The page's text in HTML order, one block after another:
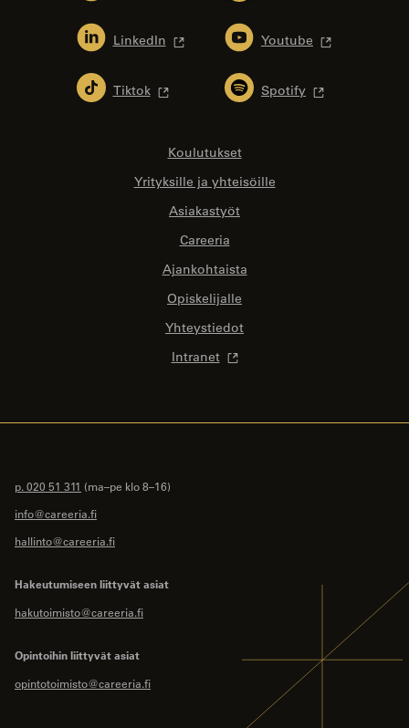
LinkedIn Youtube
Tiktok Spotify
Koulutukset
Yrityksille ja yhteisöille
Asiakastyöt
Careeria
Ajankohtaista
Opiskelijalle
Yhteystiedot
Intranet
p. 020 51 311 (ma–pe klo 8–16)
info@careeria.fi
hallinto@careeria.fi
Hakeutumiseen liittyvät asiat
hakutoimisto@careeria.fi
Opintoihin liittyvät asiat
opintotoimisto@careeria.fi